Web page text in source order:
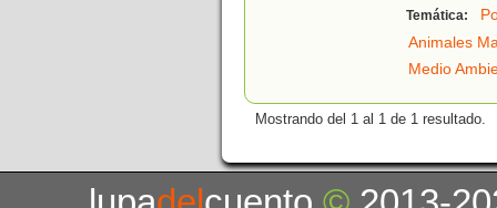
Temática:
Animales
Medio
Mostrando del 1 al 1 de 1 resultado.